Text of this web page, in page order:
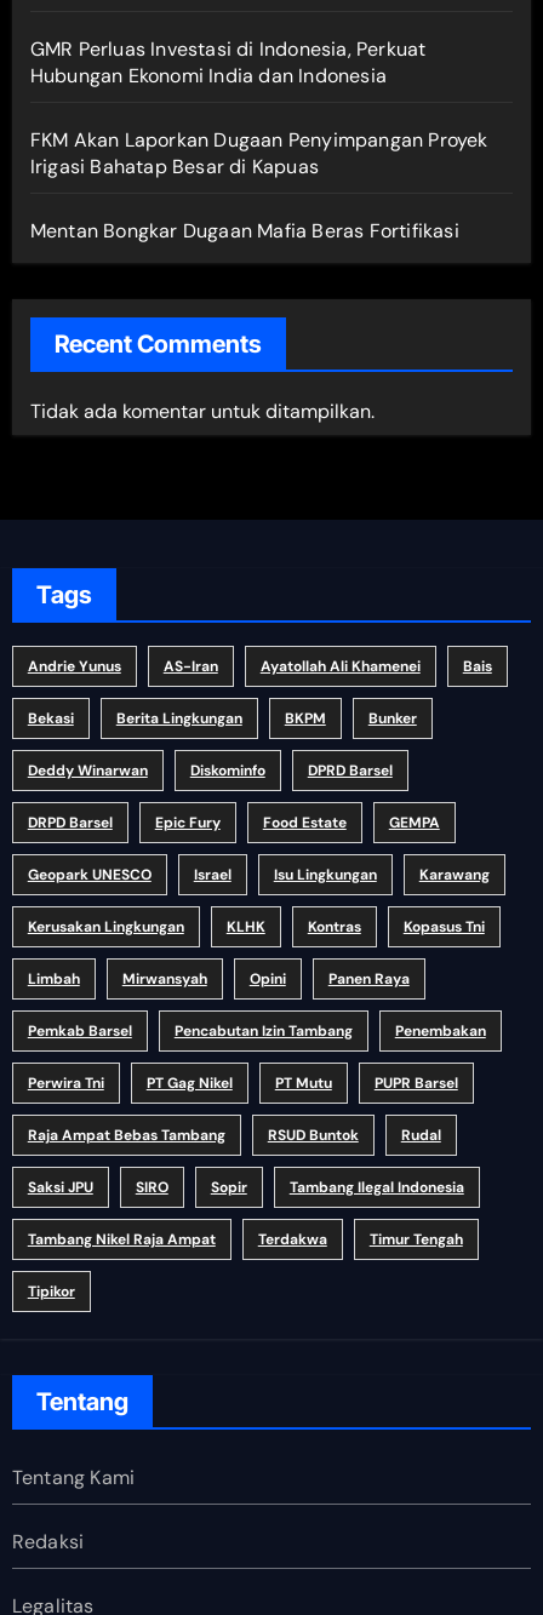
GMR Perluas Investasi di Indonesia, Perkuat
Hubungan Ekonomi India dan Indonesia
FKM Akan Laporkan Dugaan Penyimpangan Proyek
Irigasi Bahatap Besar di Kapuas
Mentan Bongkar Dugaan Mafia Beras Fortifikasi
Recent Comments
Tidak ada komentar untuk ditampilkan.
Tags
Andrie Yunus AS-Iran Ayatollah Ali Khamenei Bais
Bekasi Berita Lingkungan BKPM Bunker
Deddy Winarwan Diskominfo DPRD Barsel
DRPD Barsel Epic Fury Food Estate GEMPA
Geopark UNESCO Israel Isu Lingkungan Karawang
Kerusakan Lingkungan KLHK Kontras Kopasus Tni
Limbah Mirwansyah Opini Panen Raya
Pemkab Barsel Pencabutan Izin Tambang Penembakan
Perwira Tni PT Gag Nikel PT Mutu PUPR Barsel
Raja Ampat Bebas Tambang RSUD Buntok Rudal
Saksi JPU SIRO Sopir Tambang Ilegal Indonesia
Tambang Nikel Raja Ampat Terdakwa Timur Tengah
Tipikor
Tentang
Tentang Kami
Redaksi
Legalitas